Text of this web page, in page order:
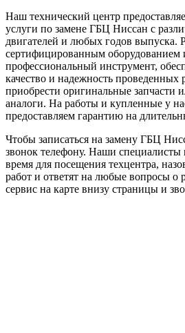
Наш технический центр
услуги по замене ГБЦ Ниссан с
двигателей и любых годов выпуска.
сертифицированным оборудованием
профессиональный инструмент,
качество и надежность проведенных
приобрести оригинальные запчасти
аналоги. На работы и купленные у
предоставляем гарантию на
Чтобы записаться на замену ГБЦ
звонок телефону. Наши специалисты
время для посещения техцентра,
работ и ответят на любые вопросы о
сервис на карте внизу страницы и